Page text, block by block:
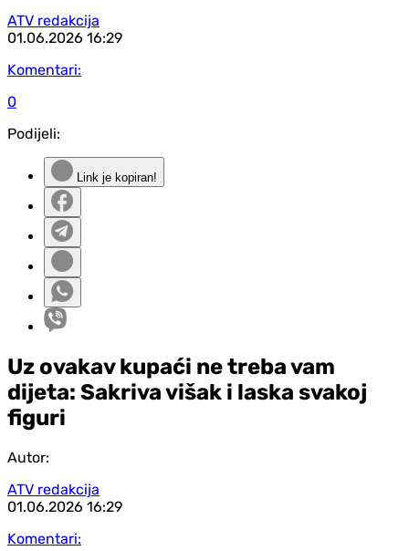
ATV redakcija
01.06.2026 16:29
Komentari:
0
Podijeli:
Link je kopiran!
Uz ovakav kupaći ne treba vam
dijeta: Sakriva višak i laska svakoj
figuri
Autor:
ATV redakcija
01.06.2026 16:29
Komentari: